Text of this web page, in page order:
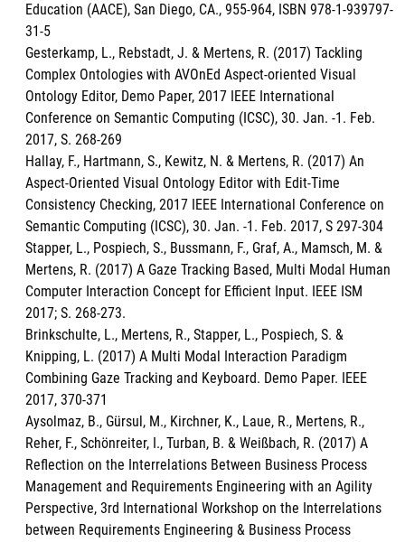
Education (AACE), San Diego, CA., 955-964, ISBN 978-1-939797-
31-5
Gesterkamp, L., Rebstadt, J. & Mertens, R. (2017) Tackling
Complex Ontologies with AVOnEd Aspect-oriented Visual
Ontology Editor, Demo Paper, 2017 IEEE International
Conference on Semantic Computing (ICSC), 30. Jan. -1. Feb.
2017, S. 268-269
Hallay, F., Hartmann, S., Kewitz, N. & Mertens, R. (2017) An
Aspect-Oriented Visual Ontology Editor with Edit-Time
Consistency Checking, 2017 IEEE International Conference on
Semantic Computing (ICSC), 30. Jan. -1. Feb. 2017, S 297-304
Stapper, L., Pospiech, S., Bussmann, F., Graf, A., Mamsch, M. &
Mertens, R. (2017) A Gaze Tracking Based, Multi Modal Human
Computer Interaction Concept for Efficient Input. IEEE ISM
2017; S. 268-273.
Brinkschulte, L., Mertens, R., Stapper, L., Pospiech, S. &
Knipping, L. (2017) A Multi Modal Interaction Paradigm
Combining Gaze Tracking and Keyboard. Demo Paper. IEEE
2017, 370-371
Aysolmaz, B., Gürsul, M., Kirchner, K., Laue, R., Mertens, R.,
Reher, F., Schönreiter, I., Turban, B. & Weißbach, R. (2017) A
Reflection on the Interrelations Between Business Process
Management and Requirements Engineering with an Agility
Perspective, 3rd International Workshop on the Interrelations
between Requirements Engineering & Business Process